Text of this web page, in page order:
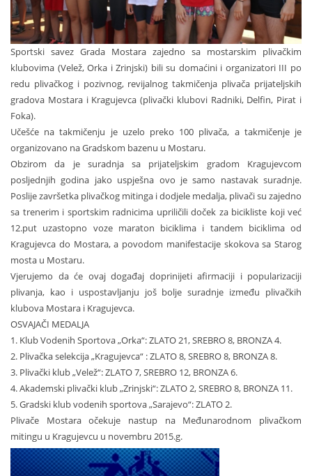
Sportski savez Grada Mostara zajedno sa mostarskim plivačkim
klubovima (Velež, Orka i Zrinjski) bili su domaćini i organizatori III po
redu plivačkog i pozivnog, revijalnog takmičenja plivača prijateljskih
gradova Mostara i Kragujevca (plivački klubovi Radniki, Delfin, Pirat i
Foka).
Učešće na takmičenju je uzelo preko 100 plivača, a takmičenje je
organizovano na Gradskom bazenu u Mostaru.
Obzirom da je suradnja sa prijateljskim gradom Kragujevcom
posljednjih godina jako uspješna ovo je samo nastavak suradnje.
Poslije završetka plivačkog mitinga i dodjele medalja, plivači su zajedno
sa trenerim i sportskim radnicima upriličili doček za bicikliste koji već
12.put uzastopno voze maraton biciklima i tandem biciklima od
Kragujevca do Mostara, a povodom manifestacije skokova sa Starog
mosta u Mostaru.
Vjerujemo da će ovaj događaj doprinijeti afirmaciji i popularizaciji
plivanja, kao i uspostavljanju još bolje suradnje između plivačkih
klubova Mostara i Kragujevca.
OSVAJAČI MEDALJA
1. Klub Vodenih Sportova „Orka“: ZLATO 21, SREBRO 8, BRONZA 4.
2. Plivačka selekcija „Kragujevca“ : ZLATO 8, SREBRO 8, BRONZA 8.
3. Plivački klub „Velež“: ZLATO 7, SREBRO 12, BRONZA 6.
4. Akademski plivački klub „Zrinjski“: ZLATO 2, SREBRO 8, BRONZA 11.
5. Gradski klub vodenih sportova „Sarajevo“: ZLATO 2.
Plivače Mostara očekuje nastup na Međunarodnom plivačkom
mitingu u Kragujevcu u novembru 2015.g.